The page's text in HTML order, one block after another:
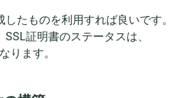
したものを利用すれば良いです。
証明書のステータスは、
ります。